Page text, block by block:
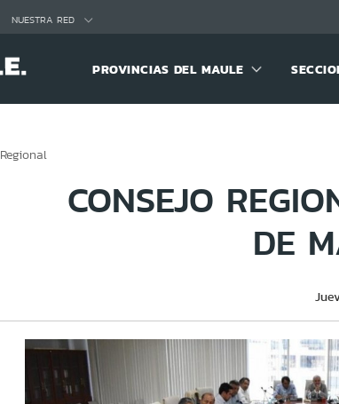
NUESTRA RED
PROVINCIAS DEL MAULE
Regional
CONSEJO
DE